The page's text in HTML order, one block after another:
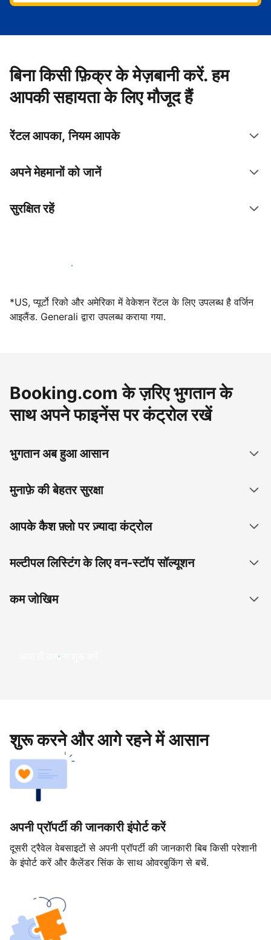
बिना किसी फ़िक्र के मेज़बानी करें. हम
आपकी सहायता के लिए मौजूद हैं
रेंटल आपका, नियम आपके
अपने मेहमानों को जानें
सुरक्षित रहें
आज ही हमारे साथ मेजबानी करें
*US, प्यूर्टो रिको और अमेरिका में वेकेशन रेंटल के लिए उपलब्ध है वर्जिन
आइलैंड. Generali द्वारा उपलब्ध कराया गया.
Booking.com के ज़रिए भुगतान के
साथ अपने फाइनेंस पर कंट्रोल रखें
भुगतान अब हुआ आसान
मुनाफ़े की बेहतर सुरक्षा
आपके कैश फ़्लो पर ज़्यादा कंट्रोल
मल्टीपल लिस्टिंग के लिए वन-स्टॉप सॉल्यूशन
कम जोखिम
आज ही कमाना शुरू करें
शुरू करने और आगे रहने में आसान
अपनी प्रॉपर्टी की जानकारी इंपोर्ट करें
दूसरी ट्रैवेल वेबसाइटों से अपनी प्रॉपर्टी की जानकारी बिब किसी परेशानी
के इंपोर्ट करें और कैलेंडर सिंक के साथ ओवरबुकिंग से बचें.